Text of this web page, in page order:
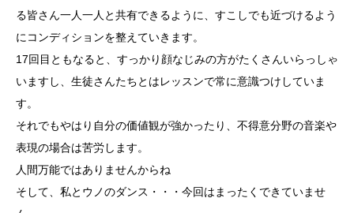
る皆さん一人一人と共有できるように、すこしでも近づけるよう
にコンディションを整えていきます。
17回目ともなると、すっかり顔なじみの方がたくさんいらっしゃ
いますし、生徒さんたちとはレッスンで常に意識つけしていま
す。
それでもやはり自分の価値観が強かったり、不得意分野の音楽や
表現の場合は苦労します。
人間万能ではありませんからね
そして、私とウノのダンス・・・今回はまったくできていませ